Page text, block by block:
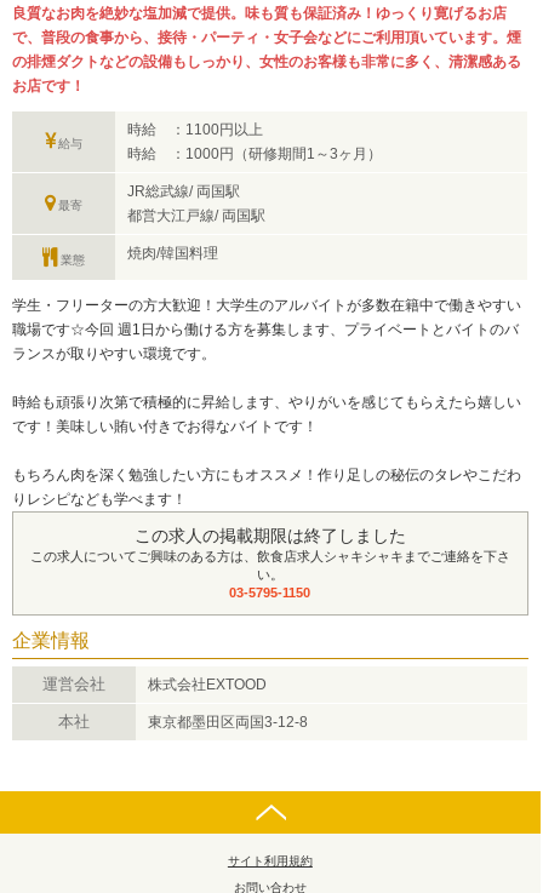
良質なお肉を絶妙な塩加減で提供。味も質も保証済み！ゆっくり寛げるお店
で、普段の食事から、接待・パーティ・女子会などにご利用頂いています。煙
の排煙ダクトなどの設備もしっかり、女性のお客様も非常に多く、清潔感ある
お店です！
給与
時給 ：1100円以上
時給 ：1000円（研修期間1～3ヶ月）
最寄
JR総武線/ 両国駅
都営大江戸線/ 両国駅
業態 焼肉/韓国料理
学生・フリーターの方大歓迎！大学生のアルバイトが多数在籍中で働きやすい
職場です☆今回 週1日から働ける方を募集します、プライベートとバイトのバ
ランスが取りやすい環境です。
時給も頑張り次第で積極的に昇給します、やりがいを感じてもらえたら嬉しい
です！美味しい賄い付きでお得なバイトです！
もちろん肉を深く勉強したい方にもオススメ！作り足しの秘伝のタレやこだわ
りレシピなども学べます！
この求人の掲載期限は終了しました
この求人についてご興味のある方は、飲食店求人シャキシャキまでご連絡を下さ
い。
03-5795-1150
企業情報
運営会社 株式会社EXTOOD
本社 東京都墨田区両国3-12-8
サイト利用規約
お問い合わせ